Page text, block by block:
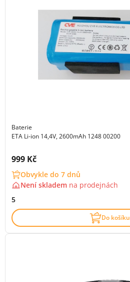
Baterie
ETA Li-ion 14,4V, 2600mAh 1248 00200
Cena s DPH:
999 Kč
Obvykle do 7 dnů
Není skladem na prodejnách
5
Do košíku